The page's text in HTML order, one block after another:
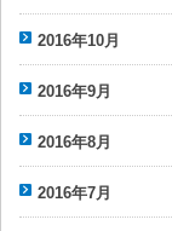
2016年10月
2016年9月
2016年8月
2016年7月